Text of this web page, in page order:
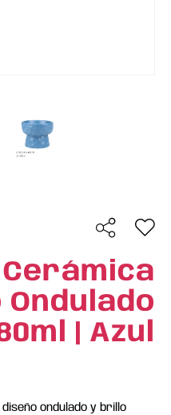
Cerámica
Ondulado
| Azul
ondulado y brillo